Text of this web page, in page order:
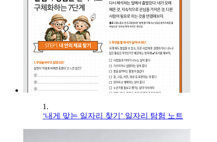
1.
‘내게 맞는 일자리 찾기’ 일자리 탐험 노트